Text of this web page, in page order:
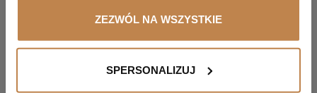
ZEZWÓL NA WSZYSTKIE
SPERSONALIZUJ